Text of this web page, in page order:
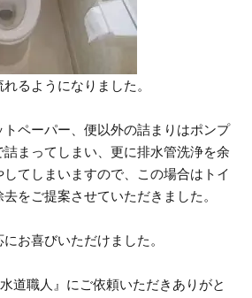
るようになりました。
ペーパー、便以外の詰まりはポンプ
まってしまい、更に排水管洗浄を余
てしまいますので、この場合はトイ
をご提案させていただきました。
お喜びいただけました。
道職人』にご依頼いただきありがと